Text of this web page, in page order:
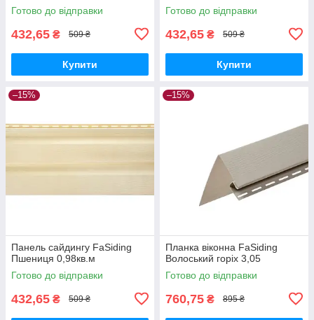
Готово до відправки
432,65 ₴ 509 ₴
Купити
Готово до відправки
432,65 ₴ 509 ₴
Купити
–15%
Панель сайдингу FaSiding
Пшениця 0,98кв.м
Готово до відправки
432,65 ₴ 509 ₴
–15%
Планка віконна FaSiding
Волоський горіх 3,05
Готово до відправки
760,75 ₴ 895 ₴